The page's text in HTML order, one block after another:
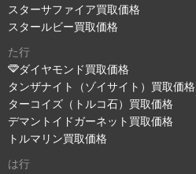
スターサファイア買取価格
スタールビー買取価格
た行
ダイヤモンド買取価格
タンザナイト（ゾイサイト）買取価格
ターコイズ（トルコ石）買取価格
デマントイドガーネット買取価格
トルマリン買取価格
は行